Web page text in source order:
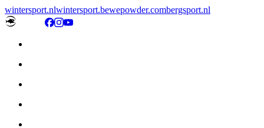
wintersport.nlwintersport.bewepowder.combergsport.nl